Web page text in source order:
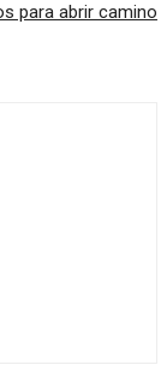
para abrir camino